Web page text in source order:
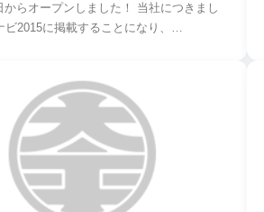
ープンしました！ 当社につきまし
ビ2015に掲載することになり、…